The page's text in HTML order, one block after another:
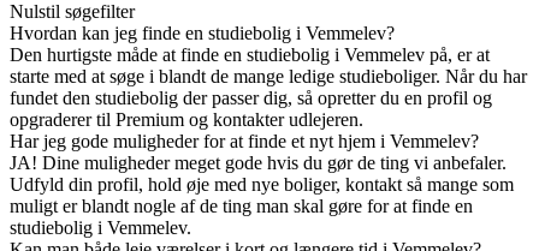
Nulstil søgefilter
Hvordan kan jeg finde en studiebolig i Vemmelev?
Den hurtigste måde at finde en studiebolig i Vemmelev på, er at
starte med at søge i blandt de mange ledige studieboliger. Når du har
fundet den studiebolig der passer dig, så opretter du en profil og
opgraderer til Premium og kontakter udlejeren.
Har jeg gode muligheder for at finde et nyt hjem i Vemmelev?
JA! Dine muligheder meget gode hvis du gør de ting vi anbefaler.
Udfyld din profil, hold øje med nye boliger, kontakt så mange som
muligt er blandt nogle af de ting man skal gøre for at finde en
studiebolig i Vemmelev.